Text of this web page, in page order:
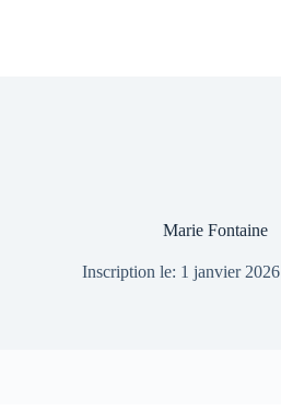
Marie Fontaine
Inscription le: 1 janvier 2026